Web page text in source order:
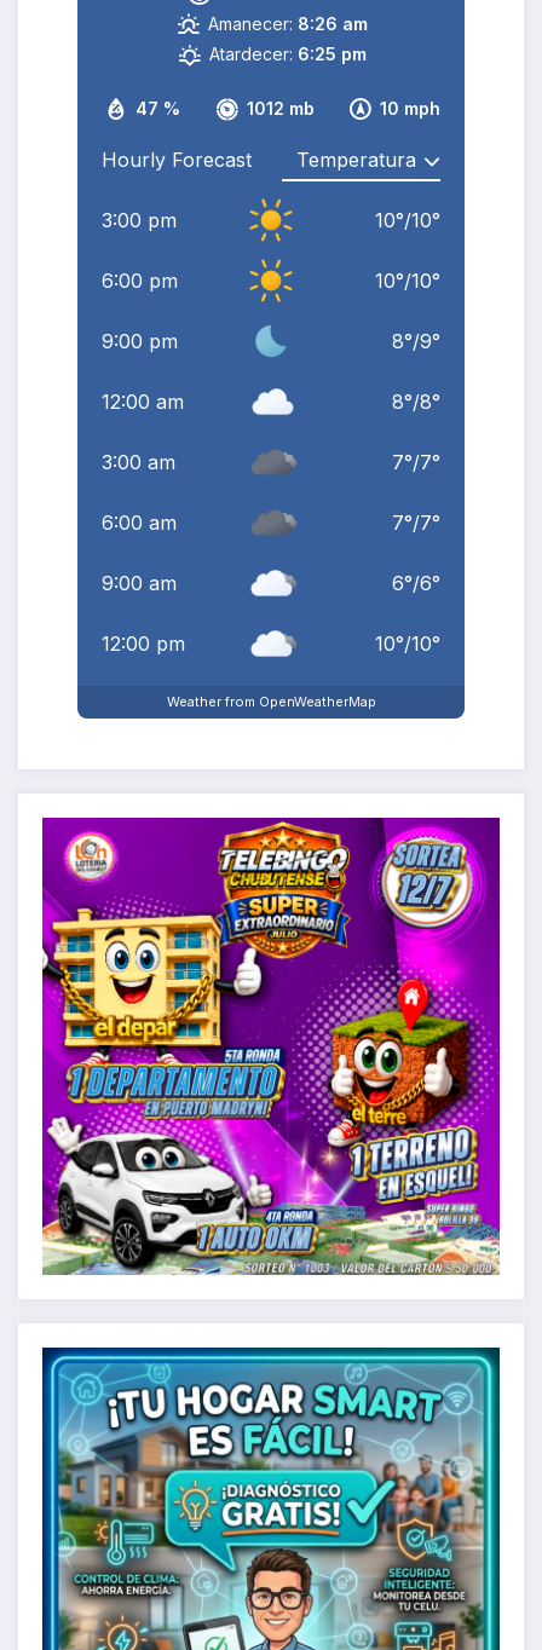
47 % 1012 mb 10 mph
Amanecer: 8:26 am
Atardecer: 6:25 pm
Hourly Forecast
3:00 pm 10°/10°
6:00 pm 10°/10°
9:00 pm 8°/9°
12:00 am 8°/8°
3:00 am 7°/7°
6:00 am 7°/7°
9:00 am 6°/6°
12:00 pm 10°/10°
Weather from OpenWeatherMap